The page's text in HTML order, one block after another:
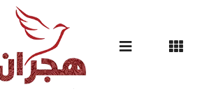
content